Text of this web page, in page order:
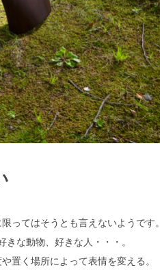
ってはそうとも言えないようです。
な動物、好きな人・・・。
置く場所によって表情を変える。